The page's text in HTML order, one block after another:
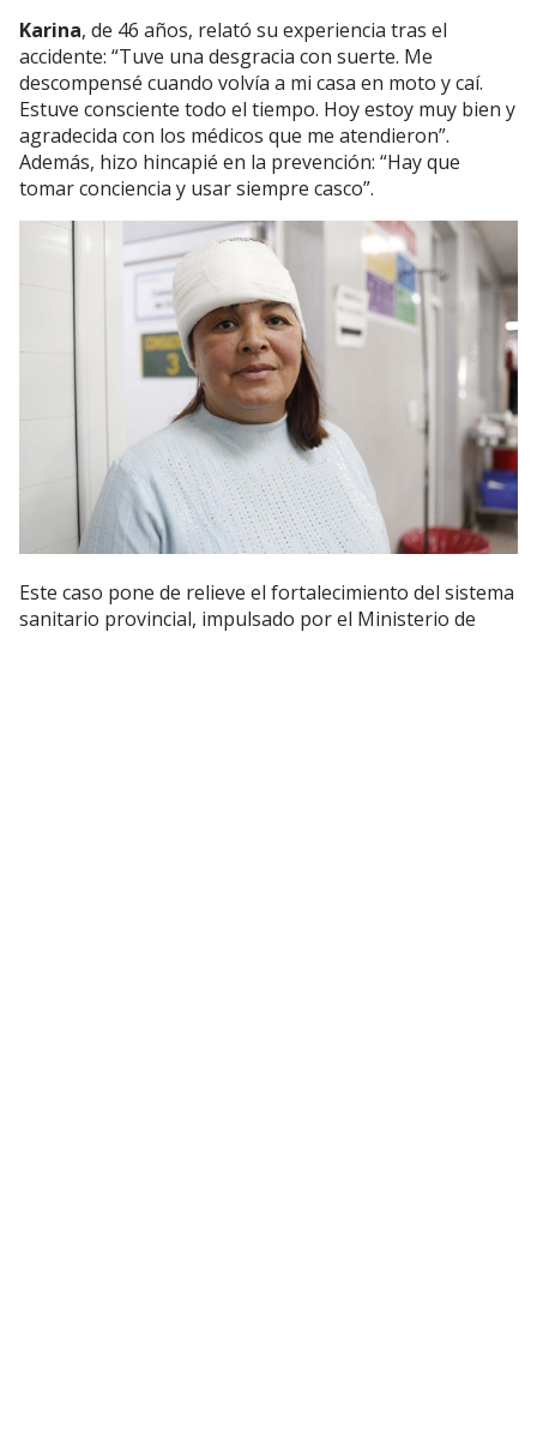
Karina, de 46 años, relató su experiencia tras el
accidente: “Tuve una desgracia con suerte. Me
descompensé cuando volvía a mi casa en moto y caí.
Estuve consciente todo el tiempo. Hoy estoy muy bien y
agradecida con los médicos que me atendieron”.
Además, hizo hincapié en la prevención: “Hay que
tomar conciencia y usar siempre casco”.
Este caso pone de relieve el fortalecimiento del sistema
sanitario provincial, impulsado por el Ministerio de